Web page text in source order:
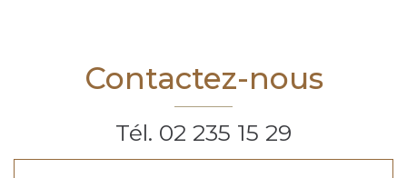
Contactez-nous
Tél. 02 235 15 29